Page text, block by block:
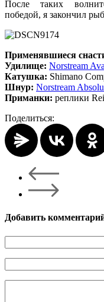
После таких
победой, я закончил
Применявшиеся
Удилище: Norstream
Катушка: Shimano
Шнур: Norstream
Приманки: реплики
Поделиться:
Добавить